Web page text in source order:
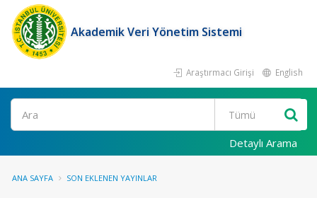
Akademik Veri Yönetim Sistemi
Araştırmacı Girişi English
Ara
Detaylı Arama
ANA SAYFA SON EKLENEN YAYINLAR